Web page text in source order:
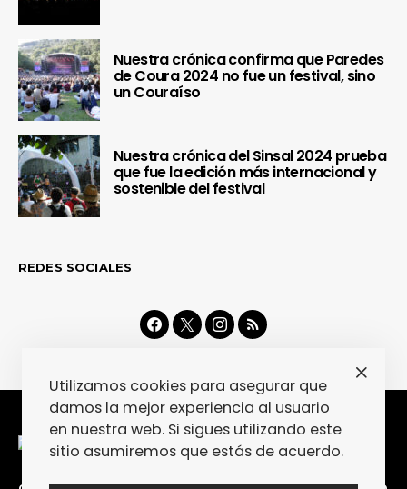
Nuestra crónica confirma que Paredes
de Coura 2024 no fue un festival, sino
un Couraíso
Nuestra crónica del Sinsal 2024 prueba
que fue la edición más internacional y
sostenible del festival
REDES SOCIALES
Utilizamos cookies para asegurar que
damos la mejor experiencia al usuario
en nuestra web. Si sigues utilizando este
sitio asumiremos que estás de acuerdo.